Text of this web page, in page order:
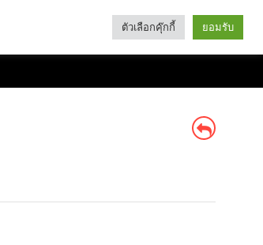
Categories
ตัวเลือกคุ๊กกี้ ยอมรับ